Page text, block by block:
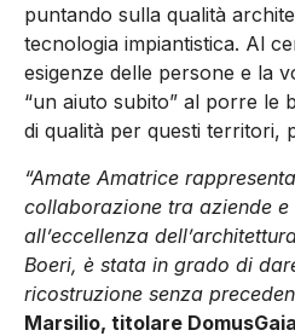
puntando sulla qualità
tecnologia impiantistica. Al
esigenze delle persone e la
“un aiuto subito” al porre le
di qualità per questi territori,
“Amate Amatrice
collaborazione tra aziende
all’eccellenza
Boeri, è stata in grado di
ricostruzione senza
Marsilio, titolare DomusGaia